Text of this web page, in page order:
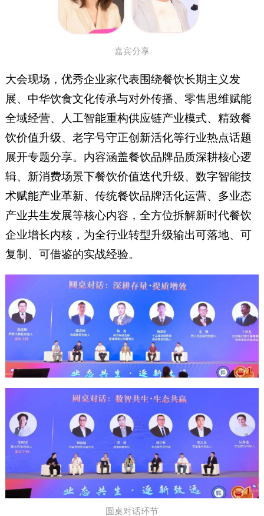
嘉宾分享
大会现场，优秀企业家代表围绕餐饮长期主义发
展、中华饮食文化传承与对外传播、零售思维赋能
全域经营、人工智能重构供应链产业模式、精致餐
饮价值升级、老字号守正创新活化等行业热点话题
展开专题分享。内容涵盖餐饮品牌品质深耕核心逻
辑、新消费场景下餐饮价值迭代升级、数字智能技
术赋能产业革新、传统餐饮品牌活化运营、多业态
产业共生发展等核心内容，全方位拆解新时代餐饮
企业增长内核，为全行业转型升级输出可落地、可
复制、可借鉴的实战经验。
圆桌对话环节